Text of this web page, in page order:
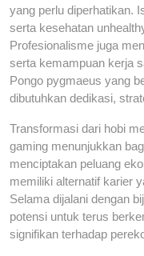
yang perlu diperhatikan.
serta kesehatan
Profesionalisme juga
serta kemampuan kerja
Pongo pygmaeus yang
dibutuhkan dedikasi,
Transformasi dari hobi
gaming menunjukkan
menciptakan peluang
memiliki alternatif karier
Selama dijalani dengan
potensi untuk terus
signifikan terhadap